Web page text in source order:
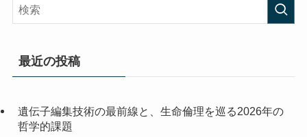
最近の投稿
遺伝子編集技術の最前線と、生命倫理を巡る2026年の
哲学的課題